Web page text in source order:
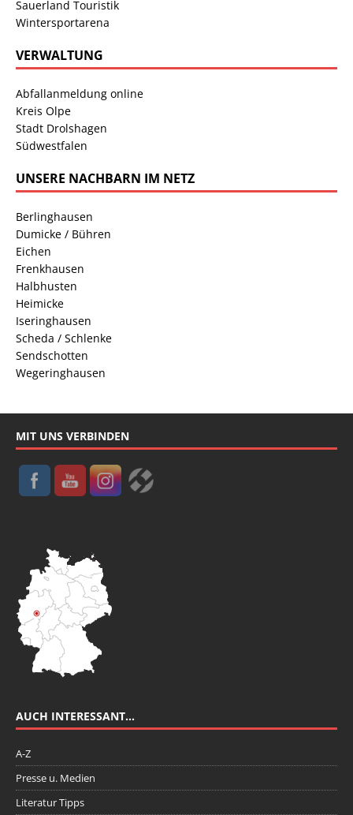
Sauerland Touristik
Wintersportarena
VERWALTUNG
Abfallanmeldung online
Kreis Olpe
Stadt Drolshagen
Südwestfalen
UNSERE NACHBARN IM NETZ
Berlinghausen
Dumicke / Bühren
Eichen
Frenkhausen
Halbhusten
Heimicke
Iseringhausen
Scheda / Schlenke
Sendschotten
Wegeringhausen
MIT UNS VERBINDEN
AUCH INTERESSANT…
A-Z
Presse u. Medien
Literatur Tipps